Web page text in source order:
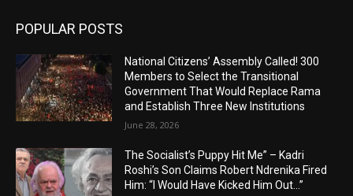
POPULAR POSTS
National Citizens’ Assembly Called! 300
Members to Select the Transitional
Government That Would Replace Rama
and Establish Three New Institutions
June 28, 2026
The Socialist’s Puppy Hit Me” – Kadri
Roshi’s Son Claims Robert Ndrenika Fired
Him: “I Would Have Kicked Him Out…”